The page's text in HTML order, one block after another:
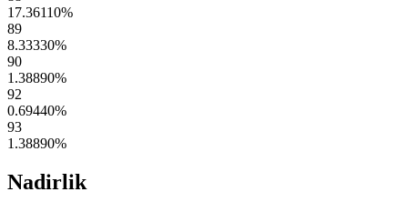
17.36110%
89
8.33330%
90
1.38890%
92
0.69440%
93
1.38890%
Nadirlik